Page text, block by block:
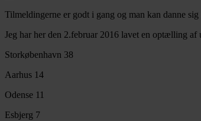
Tilmeldingerne er godt i gang og man kan danne
Jeg har her den 2.februar 2016 lavet en optælling af
Storkøbenhavn 38
Aarhus 14
Odense 11
Esbjerg 7